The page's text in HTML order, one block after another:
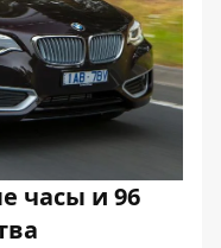
часы и 96